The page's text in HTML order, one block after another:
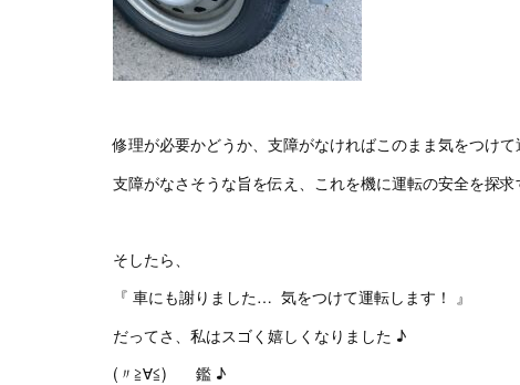
修理が必要かどうか、支障がなければこのまま気をつけて
支障がなさそうな旨を伝え、これを機に運転の安全を探求
そしたら、
『 車にも謝りました… 気をつけて運転します！ 』
だってさ、私はスゴく嬉しくなりました ♪
(〃≧∀≦)ゞ 鑑 ♪